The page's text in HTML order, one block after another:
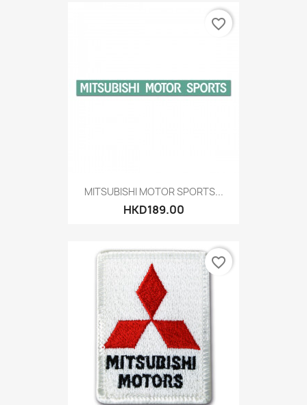
MITSUBISHI MOTOR SPORTS...
HKD189.00
favorite_border
favorite_border